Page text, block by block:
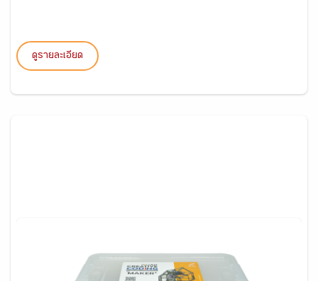
ดูรายละเอียด